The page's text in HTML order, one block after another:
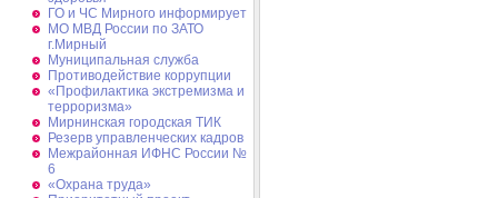
ГО и ЧС Мирного информирует
МО МВД России по ЗАТО
г.Мирный
Муниципальная cлужба
Противодействие коррупции
«Профилактика экстремизма и
терроризма»
Мирнинская городская ТИК
Резерв управленческих кадров
Межрайонная ИФНС России №
6
«Охрана труда»